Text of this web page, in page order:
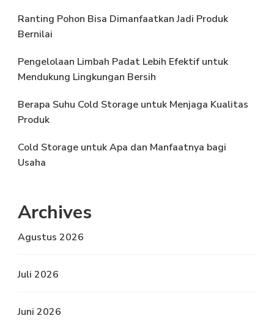
Ranting Pohon Bisa Dimanfaatkan Jadi Produk
Bernilai
Pengelolaan Limbah Padat Lebih Efektif untuk
Mendukung Lingkungan Bersih
Berapa Suhu Cold Storage untuk Menjaga Kualitas
Produk
Cold Storage untuk Apa dan Manfaatnya bagi
Usaha
Archives
Agustus 2026
Juli 2026
Juni 2026